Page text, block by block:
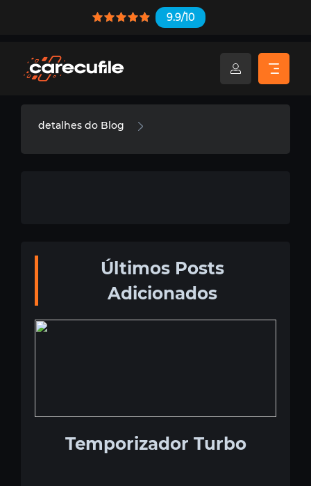
9.9/10
detalhes do Blog
Últimos Posts
Adicionados
Temporizador Turbo